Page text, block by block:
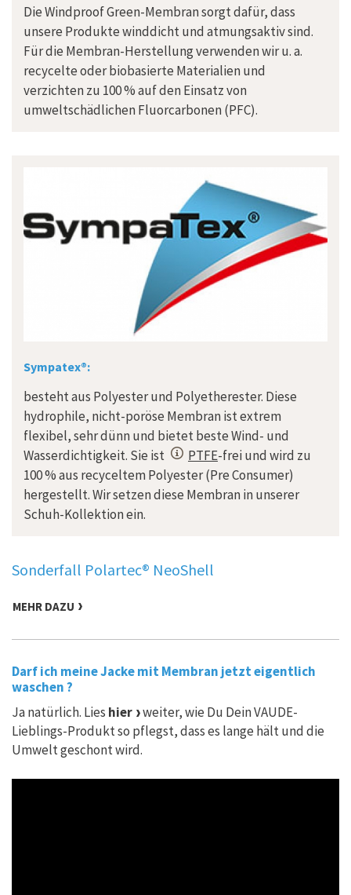
Die Windproof Green-Membran sorgt dafür, dass
unsere Produkte winddicht und atmungsaktiv sind.
Für die Membran-Herstellung verwenden wir u. a.
recycelte oder biobasierte Materialien und
verzichten zu 100 % auf den Einsatz von
umweltschädlichen Fluorcarbonen (PFC).
Sympatex®:
besteht aus Polyester und Polyetherester. Diese
hydrophile, nicht-poröse Membran ist extrem
flexibel, sehr dünn und bietet beste Wind- und
Wasserdichtigkeit. Sie ist
PTFE-frei und wird zu
100 % aus recyceltem Polyester (Pre Consumer)
hergestellt. Wir setzen diese Membran in unserer
Schuh-Kollektion ein.
Sonderfall Polartec® NeoShell
MEHR DAZU
Darf ich meine Jacke mit Membran jetzt eigentlich
waschen ?
Ja natürlich. Lies hier weiter, wie Du Dein VAUDE-
Lieblings-Produkt so pflegst, dass es lange hält und die
Umwelt geschont wird.